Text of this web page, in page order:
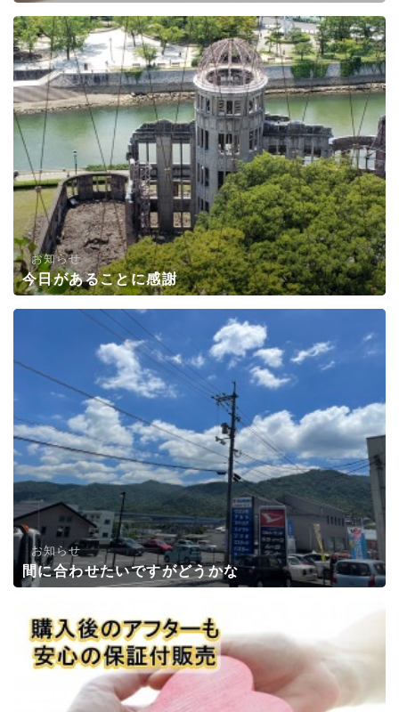
お知らせ
今日があることに感謝
お知らせ
間に合わせたいですがどうかな